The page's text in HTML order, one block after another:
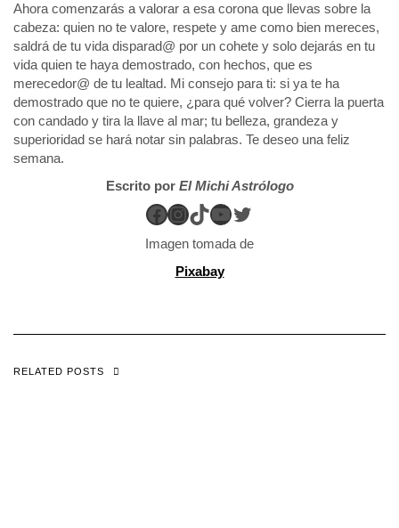
Ahora comenzarás a valorar a esa corona que llevas sobre la
cabeza: quien no te valore, respete y ame como bien mereces,
saldrá de tu vida disparad@ por un cohete y solo dejarás en tu
vida quien te haya demostrado, con hechos, que es
merecedor@ de tu lealtad. Mi consejo para ti: si ya te ha
demostrado que no te quiere, ¿para qué volver? Cierra la puerta
con candado y tira la llave al mar; tu belleza, grandeza y
superioridad se hará notar sin palabras. Te deseo una feliz
semana.
Escrito por El Michi Astrólogo
Facebook
Instagram
TikTok
YouTube
Twitter
Imagen tomada de
Pixabay
RELATED POSTS